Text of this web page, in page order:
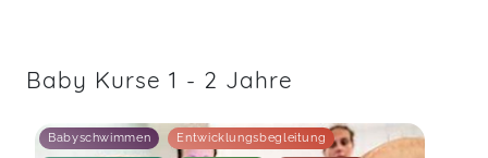
Baby Kurse 1 - 2 Jahre
Babyschwimmen Entwicklungsbegleitung